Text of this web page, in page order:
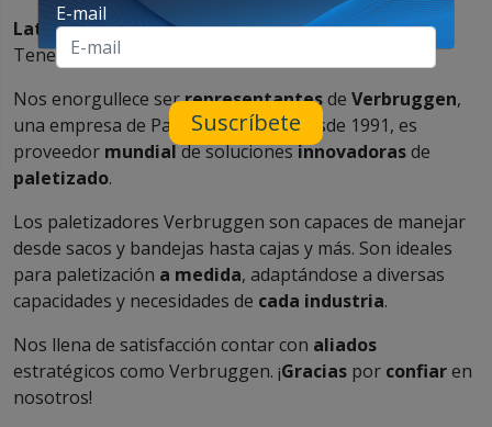
Latinoamérica,Estados UnidosyCanadá, ¡atentos!
Tenemos una
Nos enorgullece serrepresentantesde Verbruggen,
una empresa de Países Bajos que, desde 1991, es
proveedor mundialde solucionesinnovadorasde
paletizado.
Los paletizadores Verbruggen son capaces de manejar
desde sacos y bandejas hasta cajas y más. Son ideales
para paletización a medida, adaptándose a diversas
capacidades y necesidades de cada industria.
Nos llena de satisfacción contar con aliados
estratégicos como Verbruggen. ¡Gracias por confiaren
nosotros!
E-mail
Suscríbete